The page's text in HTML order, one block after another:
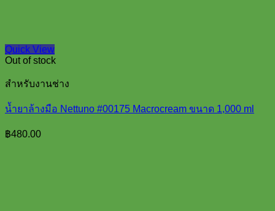
Quick View
Out of stock
สำหรับงานช่าง
น้ำยาล้างมือ Nettuno #00175 Macrocream ขนาด 1,000 ml
฿480.00